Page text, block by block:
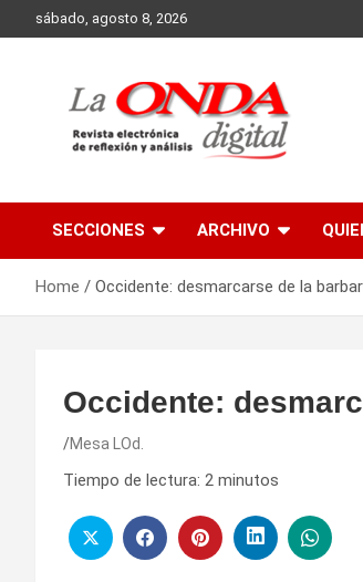
to
sábado, agosto 8, 2026
SECCIONES ARCHIVO
Home Occidente: desmarcarse de la
Occidente:
Mesa LOd.
Tiempo de lectura: 2 minutos